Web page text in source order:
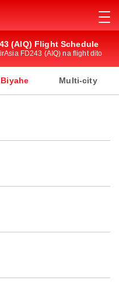
(AIQ) Flight Schedule
FD243 (AIQ) na flight dito
Multi-city